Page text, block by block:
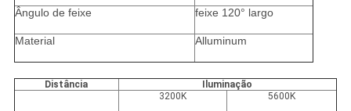
Ângulo de feixe feixe 120° largo
Material Alluminum
Distância
Iluminação
3200K
5600K